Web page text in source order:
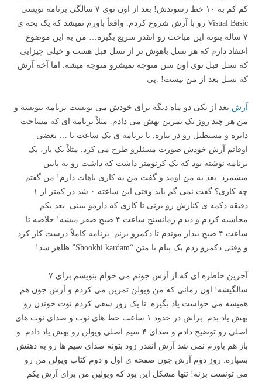
کم کم به ۱۰ خط رسوندش! بعد از اون توی ۷ سالگی برنامه نویسی
Visual Basic رو با آرش شروع کردم. واقعاً باورم نمیشد که یک بچه ی
۷ ساله بتونه این مباحث رو انقدر سریع بگیره… من به این موضوع
اعتقاد دارم که هر نسل باهوش تر از نسل قبل هست و خیلی چیزایی
که نسل قبل توی اون سن متوجه نمیشرو متوجه میشه. اما آخه آرش
که نسل بعد از من نیست!‌ :پی
آرش بعد از یکی دو ماه دیگه برای خودش می تونست برنامه بنویسه و
من هر چند روز یک تمرین بهش می دادم. مثلاً برنامه ای که مساحت
دایره و مستطیل رو در بیاره. یا برنامه ی یک ساعت یا … بعضی
اوقاتم آرش خودش صورت مسئلرو طرح می کرد. مثلاً یک بار، یک
برنامه نوشته بود که یک کرنومتر داشت که داشت رو به پایین
میشمرد. بعد به من اومد و گفت من یه کاری باهات دارم! من گفتم
چه کاری؟ گفت نمی گم باید وقتی این ساعته ۰ شد در کمتر از ۱
دقیقه دکمه ی کنارش رو بزنی تا کاری که دارمو ببینی. بعد یکم
محاسبه کردم و دیدم زمانسنج ساعت ۴ صبح صفر میشه! خلاصه تا
ساعت ۴ صبح بیدار موندم تا دکمرو بزنم. برنامه کاملاً درست کار کرد
و وقتی دکمرو زدم یک پیام با متن “Shookhi kardam” ظاهر شد!
آخرین خاطره ای که از آرش جونم می خوام بنویسم برای ۷
سالگیشه! اون زمانی که من ویولن تمرین می کردم و آرش جون هم
همیشه می خواست یاد بگیره. تا یک روز سعی کردم نوت خوندن رو
بهش یاد بدم. براش در حدود ۱ ساعت خط های نوت و صدای نوت های
اصلی رو توضیح دادم و صدای ۴ سیم اصلی ویولن رو بهش یاد دادم. و
باز هم باورم نمی شد آرش انقدر زود بتونه صدای سیم ها رو به ذهنش
بسپاره. روز دوم آرش جون صفحه ی اول و دوم کتاب ویولن من رو
می تونست بزنه! تنها مشکل این بود که ویولین من برای آرش یکم